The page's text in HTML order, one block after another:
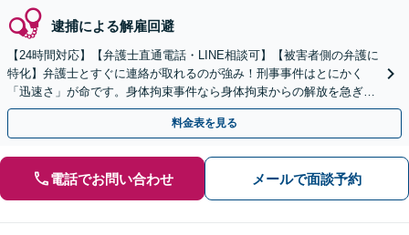
逮捕による解雇回避
【24時間対応】【弁護士直通電話・LINE相談可】【被害者側の弁護に
特化】弁護士とすぐに連絡が取れるのが強み！刑事事件はとにかく
「迅速さ」が命です。身体拘束事件なら身体拘束からの解放を急ぎま
す。示談交渉はお任せください。
料金表を見る
電話でお問い合わせ メールで面談予約